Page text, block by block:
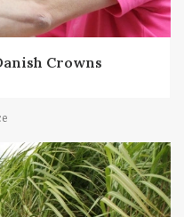
Crowns